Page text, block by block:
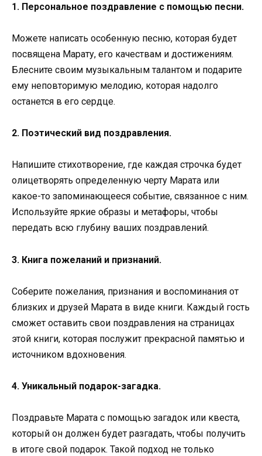
1. Персональное поздравление с помощью песни.
Можете написать особенную песню, которая будет
посвящена Марату, его качествам и достижениям.
Блесните своим музыкальным талантом и подарите
ему неповторимую мелодию, которая надолго
останется в его сердце.
2. Поэтический вид поздравления.
Напишите стихотворение, где каждая строчка будет
олицетворять определенную черту Марата или
какое-то запоминающееся событие, связанное с ним.
Используйте яркие образы и метафоры, чтобы
передать всю глубину ваших поздравлений.
3. Книга пожеланий и признаний.
Соберите пожелания, признания и воспоминания от
близких и друзей Марата в виде книги. Каждый гость
сможет оставить свои поздравления на страницах
этой книги, которая послужит прекрасной памятью и
источником вдохновения.
4. Уникальный подарок-загадка.
Поздравьте Марата с помощью загадок или квеста,
который он должен будет разгадать, чтобы получить
в итоге свой подарок. Такой подход не только